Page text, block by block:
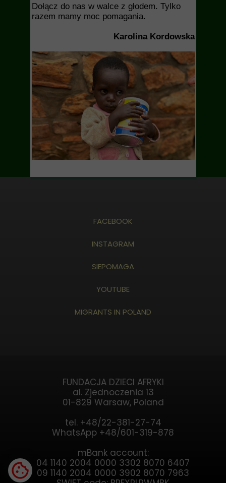
Dołącz do nas w walce z głodem. Tylko
razem mamy moc pomagania.
Karolina Kordowska
FACEBOOK
INSTAGRAM
SIEPOMAGA
YOUTUBE
MIGRANTS IN POLAND
FUNDACJA DZIECI AFRYKI
al. Zjednoczenia 13
01-829 Warsaw, Poland
tel. +48/22-381-27-74
WhatsApp +48/601-319-878
mBank account:
04 1140 2004 0000 3302 8070 6407
09 1140 2004 0000 3902 8070 7963